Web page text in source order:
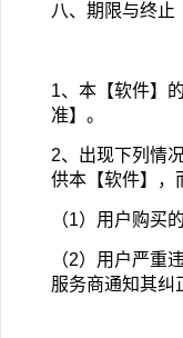
八、期限与终止
1、本【软件】
准】。
2、出现下列情
供本【软件】，
（1）用户购买
（2）用户严重
服务商通知其纠